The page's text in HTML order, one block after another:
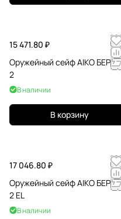
15 471.80 ₽
Оружейный сейф AIKO
2
В наличии
В корзину
17 046.80 ₽
Оружейный сейф AIKO
2 EL
В наличии